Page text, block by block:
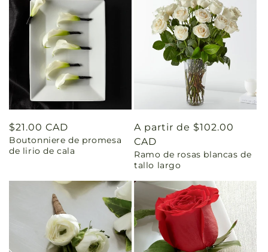
Precio
habitual
$21.00 CAD
Boutonniere de promesa
de lirio de cala
Precio
habitual
A partir de $102.00
CAD
Ramo de rosas blancas de
tallo largo